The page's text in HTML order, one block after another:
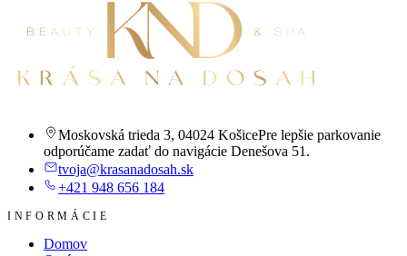
Moskovská trieda 3, 04024 KošicePre lepšie parkovanie
odporúčame zadať do navigácie Denešova 51.
tvoja@krasanadosah.sk
+421 948 656 184
INFORMÁCIE
Domov